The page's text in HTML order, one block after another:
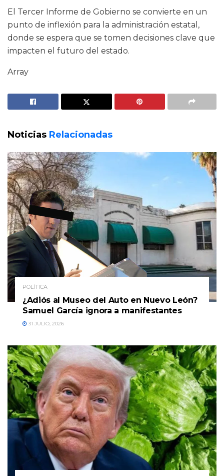
El Tercer Informe de Gobierno se convierte en un
punto de inflexión para la administración estatal,
donde se espera que se tomen decisiones clave que
impacten el futuro del estado.
Array
Noticias Relacionadas
POLÍTICA
¿Adiós al Museo del Auto en Nuevo León?
Samuel García ignora a manifestantes
31 JULIO, 2026